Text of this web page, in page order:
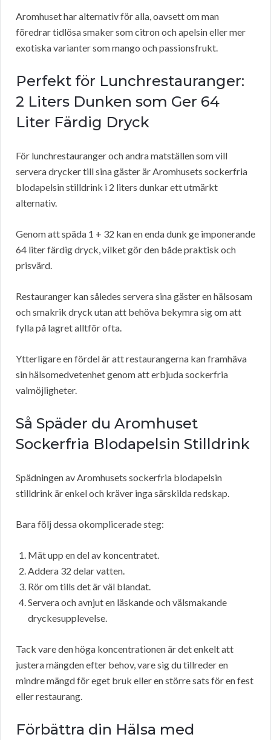
Aromhuset har alternativ för alla, oavsett om man
föredrar tidlösa smaker som citron och apelsin eller mer
exotiska varianter som mango och passionsfrukt.
Perfekt för Lunchrestauranger:
2 Liters Dunken som Ger 64
Liter Färdig Dryck
För lunchrestauranger och andra matställen som vill
servera drycker till sina gäster är Aromhusets sockerfria
blodapelsin stilldrink i 2 liters dunkar ett utmärkt
alternativ.
Genom att späda 1 + 32 kan en enda dunk ge imponerande
64 liter färdig dryck, vilket gör den både praktisk och
prisvärd.
Restauranger kan således servera sina gäster en hälsosam
och smakrik dryck utan att behöva bekymra sig om att
fylla på lagret alltför ofta.
Ytterligare en fördel är att restaurangerna kan framhäva
sin hälsomedvetenhet genom att erbjuda sockerfria
valmöjligheter.
Så Späder du Aromhuset
Sockerfria Blodapelsin Stilldrink
Spädningen av Aromhusets sockerfria blodapelsin
stilldrink är enkel och kräver inga särskilda redskap.
Bara följ dessa okomplicerade steg:
Mät upp en del av koncentratet.
Addera 32 delar vatten.
Rör om tills det är väl blandat.
Servera och avnjut en läskande och välsmakande
dryckesupplevelse.
Tack vare den höga koncentrationen är det enkelt att
justera mängden efter behov, vare sig du tillreder en
mindre mängd för eget bruk eller en större sats för en fest
eller restaurang.
Förbättra din Hälsa med